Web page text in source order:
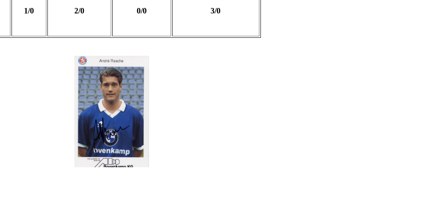
1/0 2/0 0/0 3/0